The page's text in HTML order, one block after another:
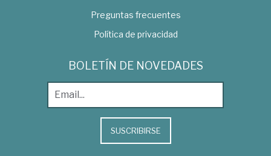
Preguntas frecuentes
Política de privacidad
BOLETÍN DE NOVEDADES
SUSCRIBIRSE